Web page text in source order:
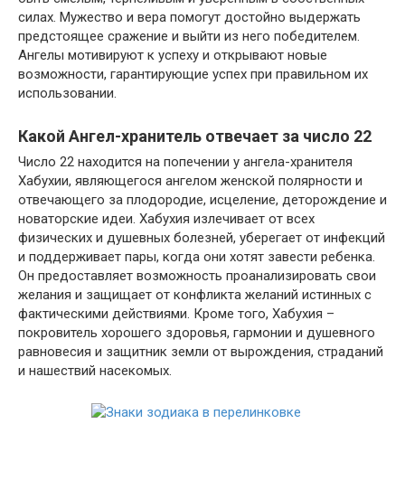
силах. Мужество и вера помогут достойно выдержать
предстоящее сражение и выйти из него победителем.
Ангелы мотивируют к успеху и открывают новые
возможности, гарантирующие успех при правильном их
использовании.
Какой Ангел-хранитель отвечает за число 22
Число 22 находится на попечении у ангела-хранителя
Хабухии, являющегося ангелом женской полярности и
отвечающего за плодородие, исцеление, деторождение и
новаторские идеи. Хабухия излечивает от всех
физических и душевных болезней, уберегает от инфекций
и поддерживает пары, когда они хотят завести ребенка.
Он предоставляет возможность проанализировать свои
желания и защищает от конфликта желаний истинных с
фактическими действиями. Кроме того, Хабухия –
покровитель хорошего здоровья, гармонии и душевного
равновесия и защитник земли от вырождения, страданий
и нашествий насекомых.